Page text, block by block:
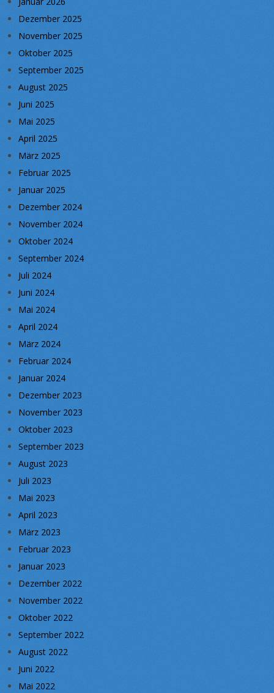
Dezember 2025
November 2025
Oktober 2025
September 2025
August 2025
Juni 2025
Mai 2025
April 2025
März 2025
Februar 2025
Januar 2025
Dezember 2024
November 2024
Oktober 2024
September 2024
Juli 2024
Juni 2024
Mai 2024
April 2024
März 2024
Februar 2024
Januar 2024
Dezember 2023
November 2023
Oktober 2023
September 2023
August 2023
Juli 2023
Mai 2023
April 2023
März 2023
Februar 2023
Januar 2023
Dezember 2022
November 2022
Oktober 2022
September 2022
August 2022
Juni 2022
Mai 2022